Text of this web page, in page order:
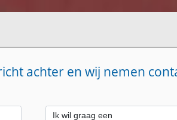
achter en wij nemen